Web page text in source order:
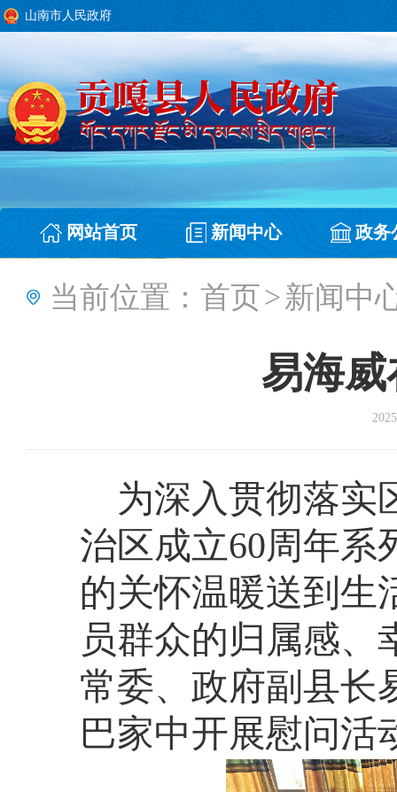
山南市人民政府
网站首页 新闻中心 政务
当前位置： 首页>新闻中
易海
为深入贯彻落实
治区成立60周年系
的关怀温暖送到生
员群众的归属感、
常委、政府副县长
巴家中开展慰问活